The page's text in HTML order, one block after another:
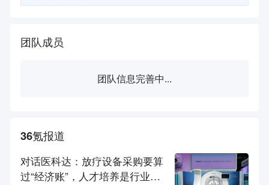
团队成员
团队信息完善中...
36氪报道
对话医科达：放疗设备采购要算
过“经济账”，人才培养是行业起